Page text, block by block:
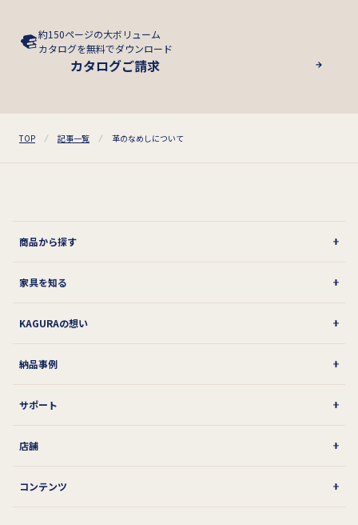
約150ページの大ボリューム
カタログを無料でダウンロード
カタログご請求
TOP 記事一覧 革のなめしについて
商品から探す
家具を知る
KAGURAの想い
納品事例
サポート
店舗
コンテンツ